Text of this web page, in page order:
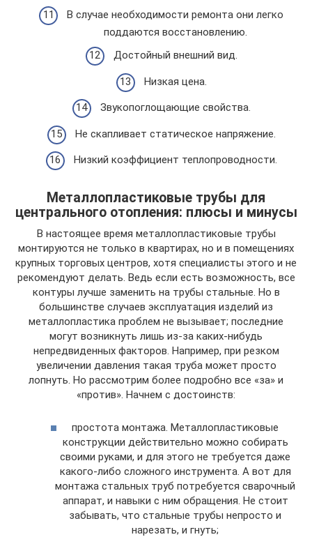
В случае необходимости ремонта они легко
поддаются восстановлению.
Достойный внешний вид.
Низкая цена.
Звукопоглощающие свойства.
Не скапливает статическое напряжение.
Низкий коэффициент теплопроводности.
Металлопластиковые трубы для
центрального отопления: плюсы и минусы
В настоящее время металлопластиковые трубы
монтируются не только в квартирах, но и в помещениях
крупных торговых центров, хотя специалисты этого и не
рекомендуют делать. Ведь если есть возможность, все
контуры лучше заменить на трубы стальные. Но в
большинстве случаев эксплуатация изделий из
металлопластика проблем не вызывает; последние
могут возникнуть лишь из-за каких-нибудь
непредвиденных факторов. Например, при резком
увеличении давления такая труба может просто
лопнуть. Но рассмотрим более подробно все «за» и
«против». Начнем с достоинств:
простота монтажа. Металлопластиковые
конструкции действительно можно собирать
своими руками, и для этого не требуется даже
какого-либо сложного инструмента. А вот для
монтажа стальных труб потребуется сварочный
аппарат, и навыки с ним обращения. Не стоит
забывать, что стальные трубы непросто и
нарезать, и гнуть;